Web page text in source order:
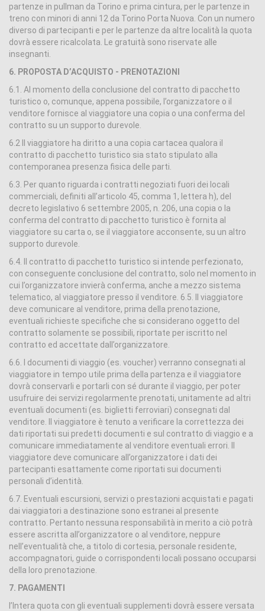
partenze in pullman da Torino e prima cintura, per le partenze in
treno con minori di anni 12 da Torino Porta Nuova. Con un numero
diverso di partecipanti e per le partenze da altre località la quota
dovrà essere ricalcolata. Le gratuità sono riservate alle
insegnanti.
6. PROPOSTA D’ACQUISTO - PRENOTAZIONI
6.1. Al momento della conclusione del contratto di pacchetto
turistico o, comunque, appena possibile, l’organizzatore o il
venditore fornisce al viaggiatore una copia o una conferma del
contratto su un supporto durevole.
6.2 Il viaggiatore ha diritto a una copia cartacea qualora il
contratto di pacchetto turistico sia stato stipulato alla
contemporanea presenza fisica delle parti.
6.3. Per quanto riguarda i contratti negoziati fuori dei locali
commerciali, definiti all’articolo 45, comma 1, lettera h), del
decreto legislativo 6 settembre 2005, n. 206, una copia o la
conferma del contratto di pacchetto turistico è fornita al
viaggiatore su carta o, se il viaggiatore acconsente, su un altro
supporto durevole.
6.4. ll contratto di pacchetto turistico si intende perfezionato,
con conseguente conclusione del contratto, solo nel momento in
cui l’organizzatore invierà conferma, anche a mezzo sistema
telematico, al viaggiatore presso il venditore. 6.5. Il viaggiatore
deve comunicare al venditore, prima della prenotazione,
eventuali richieste specifiche che si considerano oggetto del
contratto solamente se possibili, riportate per iscritto nel
contratto ed accettate dall’organizzatore.
6.6. I documenti di viaggio (es. voucher) verranno consegnati al
viaggiatore in tempo utile prima della partenza e il viaggiatore
dovrà conservarli e portarli con sé durante il viaggio, per poter
usufruire dei servizi regolarmente prenotati, unitamente ad altri
eventuali documenti (es. biglietti ferroviari) consegnati dal
venditore. Il viaggiatore è tenuto a verificare la correttezza dei
dati riportati sui predetti documenti e sul contratto di viaggio e a
comunicare immediatamente al venditore eventuali errori. Il
viaggiatore deve comunicare all’organizzatore i dati dei
partecipanti esattamente come riportati sui documenti
personali d’identità.
6.7. Eventuali escursioni, servizi o prestazioni acquistati e pagati
dai viaggiatori a destinazione sono estranei al presente
contratto. Pertanto nessuna responsabilità in merito a ciò potrà
essere ascritta all’organizzatore o al venditore, neppure
nell’eventualità che, a titolo di cortesia, personale residente,
accompagnatori, guide o corrispondenti locali possano occuparsi
della loro prenotazione.
7. PAGAMENTI
l’Intera quota con gli eventuali supplementi dovrà essere versata